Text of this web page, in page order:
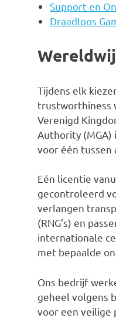
Support en
Draadloos
Tijdens elk
trustworthiness
Verenigd
Authority
voor één
Eén licentie
gecontroleerd
verlangen
(RNG’s) en
internationale
met bepaalde
Ons bedrijf
geheel volgens
voor een veilige